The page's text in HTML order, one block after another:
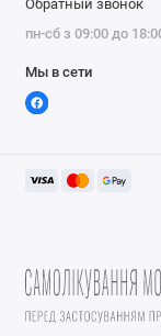
Обратный звонок
пн-сб з 09:00 до
Мы в сети